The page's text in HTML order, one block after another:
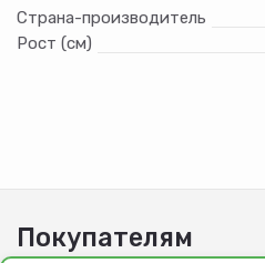
Страна-производитель
Рост (см)
Покупателям